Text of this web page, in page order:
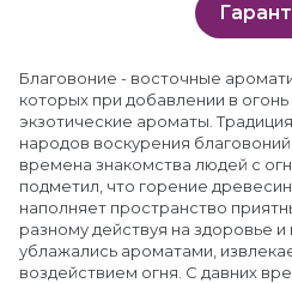
Благовоние - восточные
которых при добавлении в
экзотические ароматы.
народов воскурения
времена знакомства людей с
подметил, что горение
наполняет пространство
разному действуя на здоровье
ублажались ароматами,
воздействием огня. С давних